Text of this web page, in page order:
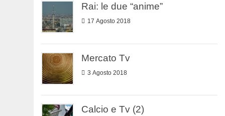
Rai: le due “anime”
17 Agosto 2018
Mercato Tv
3 Agosto 2018
Calcio e Tv (2)